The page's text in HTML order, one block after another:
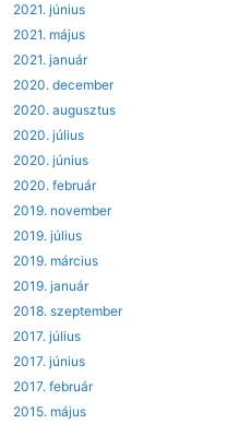
2021. június
2021. május
2021. január
2020. december
2020. augusztus
2020. július
2020. június
2020. február
2019. november
2019. július
2019. március
2019. január
2018. szeptember
2017. július
2017. június
2017. február
2015. május